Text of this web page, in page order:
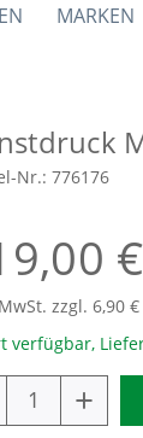
MARKEN
Nr.: 776176
€
zzgl. 6,90 €
verfügbar,
+